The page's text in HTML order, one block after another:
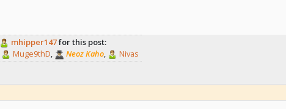
mhipper147for this post:
Muge9thD, Neoz Kaho, Nivas